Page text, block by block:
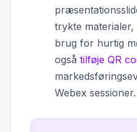
trykte
brug for hurtig
også tilføje QR
Webex sessioner.